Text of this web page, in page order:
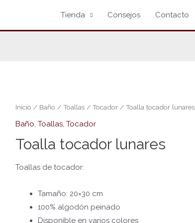
Tienda Consejos Contacto
Inicio / Baño / Toallas / Tocador / Toalla tocador lunares
Baño, Toallas, Tocador
Toalla tocador lunares
Toallas de tocador:
Tamaño: 20×30 cm
100% algodón peinado
Disponible en varios colores